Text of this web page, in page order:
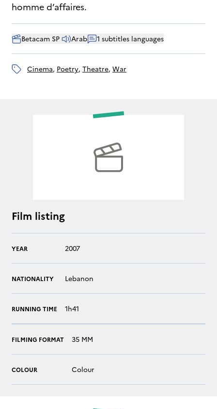
homme d’affaires.
Betacam SP Arab 1 subtitles languages
cinema, poetry, theatre, war
Film listing
YEAR 2007
NATIONALITY Lebanon
RUNNING TIME 1h41
FILMING FORMAT 35 MM
COLOUR Colour